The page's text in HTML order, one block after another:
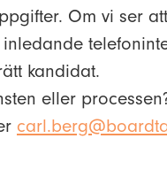
Om vi ser
kandidat.
eller